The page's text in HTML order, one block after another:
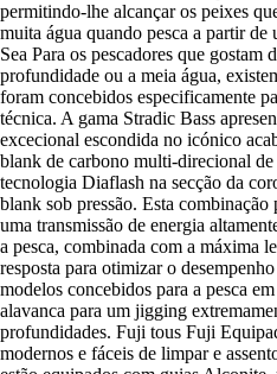
permitindo-lhe alcançar os peixes
muita água quando pesca a partir de
Sea Para os pescadores que gostam
profundidade ou a meia água,
foram concebidos especificamente
técnica. A gama Stradic Bass
excecional escondida no icónico
blank de carbono multi-direcional
tecnologia Diaflash na secção da
blank sob pressão. Esta
uma transmissão de energia
a pesca, combinada com a máxima
resposta para otimizar o
modelos concebidos para a pesca
alavanca para um jigging
profundidades. Fuji tous Fuji
modernos e fáceis de limpar e